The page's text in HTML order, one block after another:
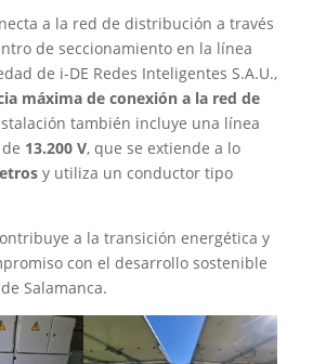
a la red de distribución a través
de seccionamiento en la línea
de i-DE Redes Inteligentes S.A.U.,
máxima de conexión a la red de
también incluye una línea
13.200 V, que se extiende a lo
y utiliza un conductor tipo
a la transición energética y
con el desarrollo sostenible
Salamanca.